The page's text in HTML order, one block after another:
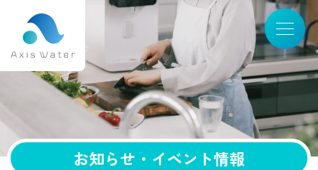
content
お知らせ・イベント情報